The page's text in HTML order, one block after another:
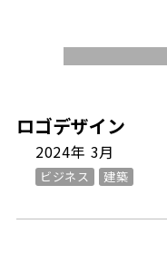
ロゴデザイン
2024年 3月
ビジネス 建築